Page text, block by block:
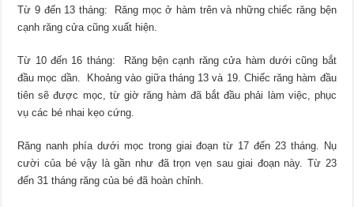
Từ 9 đến 13 tháng: Răng mọc ở hàm trên và những chiếc răng bện
cạnh răng cửa cũng xuất hiện.
Từ 10 đến 16 tháng: Răng bện cạnh răng cửa hàm dưới cũng bắt
đầu mọc dần. Khoảng vào giữa tháng 13 và 19. Chiếc răng hàm đầu
tiên sẽ được mọc, từ giờ răng hàm đã bắt đầu phải làm việc, phục
vụ các bé nhai kẹo cứng.
Răng nanh phía dưới mọc trong giai đoạn từ 17 đến 23 tháng. Nụ
cười của bé vậy là gần như đã trọn vẹn sau giai đoạn này. Từ 23
đến 31 tháng răng của bé đã hoàn chỉnh.